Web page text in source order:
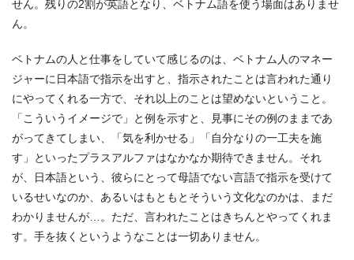
せん。残りの2割が英語となり、ベトナム語を使う場面はありませ
ん。
ベトナムの人と仕事をしていて感じるのは、ベトナム人のマネー
ジャーに日本語で指示を出すと、指示されたことは言われた通り
にやってくれる一方で、それ以上のことは望めないということ。
「こういうイメージで」と例を示すと、見事にその例のままであ
がってきてしまい、「気を利かせる」「自分なりの一工夫を施
す」といったプラスアルファはなかなか期待できません。それ
が、日本語という、彼らにとって母語でない言語で指示を受けて
いるせいなのか、あるいはもともとそういう文化なのかは、まだ
わかりませんが…。ただ、言われたことはきちんとやってくれま
す。手を抜くというようなことは一切ありません。